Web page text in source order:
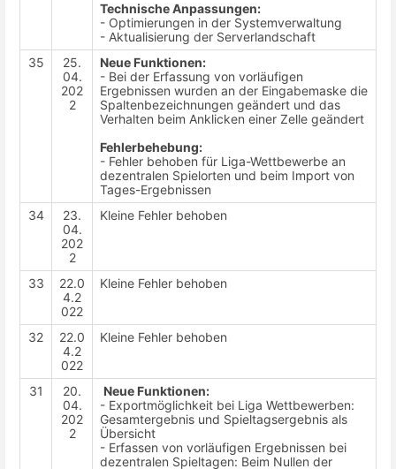
Technische Anpassungen:
- Optimierungen in der Systemverwaltung
- Aktualisierung der Serverlandschaft
35
25.
04.
202
2
Neue Funktionen:
- Bei der Erfassung von vorläufigen
Ergebnissen wurden an der Eingabemaske die
Spaltenbezeichnungen geändert und das
Verhalten beim Anklicken einer Zelle geändert
Fehlerbehebung:
- Fehler behoben für Liga-Wettbewerbe an
dezentralen Spielorten und beim Import von
Tages-Ergebnissen
34
23.
04.
202
2
Kleine Fehler behoben
33
22.0
4.2
022
Kleine Fehler behoben
32
22.0
4.2
022
Kleine Fehler behoben
31
20.
04.
202
2
Neue Funktionen:
- Exportmöglichkeit bei Liga Wettbewerben:
Gesamtergebnis und Spieltagsergebnis als
Übersicht
- Erfassen von vorläufigen Ergebnissen bei
dezentralen Spieltagen: Beim Nullen der